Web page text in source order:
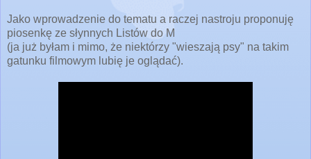
Jako wprowadzenie do tematu a raczej nastroju proponuję
piosenkę ze słynnych Listów do M
(ja już byłam i mimo, że niektórzy "wieszają psy" na takim
gatunku filmowym lubię je oglądać).